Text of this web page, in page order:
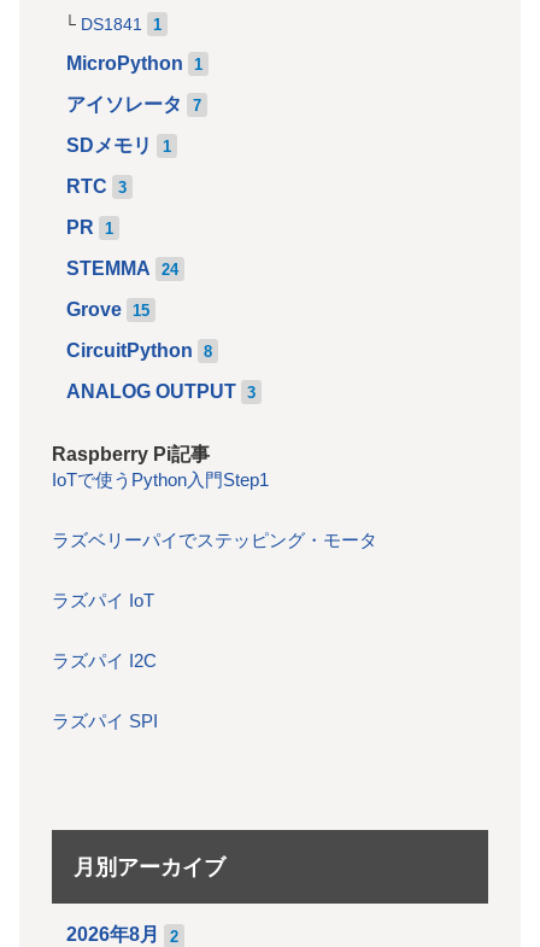
DS1841 1
MicroPython 1
アイソレータ 7
SDメモリ 1
RTC 3
PR 1
STEMMA 24
Grove 15
CircuitPython 8
ANALOG OUTPUT 3
Raspberry Pi記事
IoTで使うPython入門Step1
ラズベリーパイでステッピング・モータ
ラズパイ IoT
ラズパイ I2C
ラズパイ SPI
月別アーカイブ
2026年8月 2